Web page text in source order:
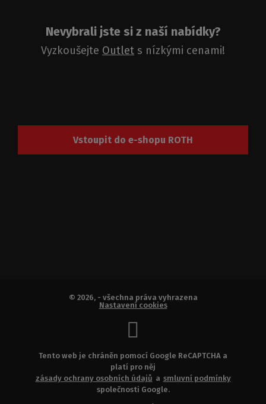
Nevybrali jste si z naší nabídky?
Vyzkoušejte Outlet s nízkými cenami!
Vstoupit do e-shopu ROTH
© 2026, - všechna práva vyhrazena
Nastavení cookies
Tento web je chráněn pomocí Google ReCAPTCHA a
platí pro něj
zásady ochrany osobních údajů a smluvní podmínky
společnosti Google.